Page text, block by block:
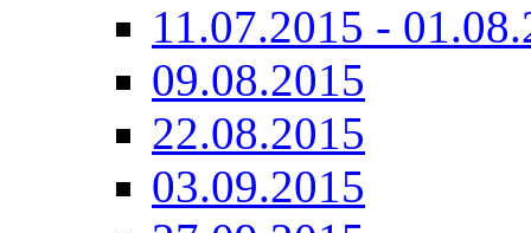
11.07.2015 -
09.08.2015
22.08.2015
03.09.2015